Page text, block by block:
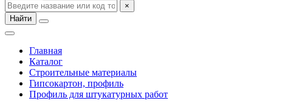
×
Найти
Главная
Каталог
Строительные материалы
Гипсокартон, профиль
Профиль для штукатурных работ